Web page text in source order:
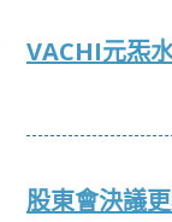
VACHI元炁
股東會決議